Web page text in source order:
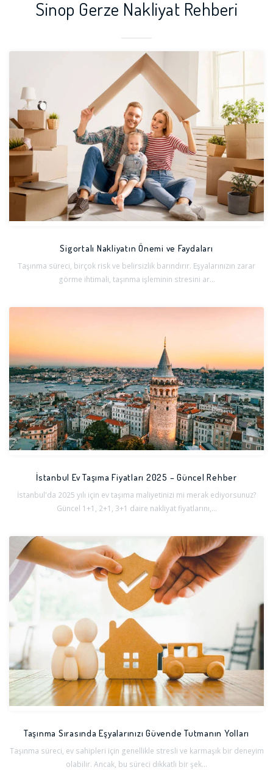
Sinop Gerze Nakliyat Rehberi
Sigortalı Nakliyatın Önemi ve Faydaları
Taşınma süreci, birçok risk ve belirsizlik barındırır. Eşyalarınızın zarar
görme ihtimali, taşınma işleminin stresini ar...
İstanbul Ev Taşıma Fiyatları 2025 – Güncel Rehber
İstanbul'da 2025 yılı için ev taşıma maliyetinizi mi merak ediyorsunuz?
Güncel 1+1, 2+1, 3+1 daire nakliyat fiyatlarını,...
Taşınma Sırasında Eşyalarınızı Güvende Tutmanın Yolları
Taşınma süreci, ev sahipleri için genellikle stresli ve karmaşık bir deneyim
olabilir. Ancak, bu süreci dikkatli bir şek...